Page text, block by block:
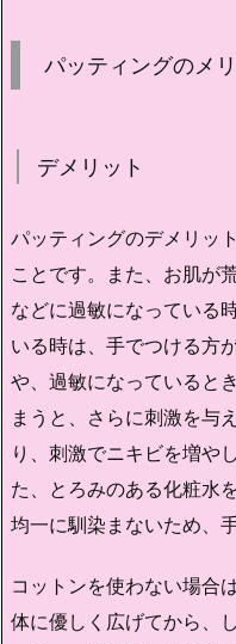
パッティングのメ
デメリット
パッティングのデメリッ
ことです。また、お肌が
などに過敏になっている
いる時は、手でつける方
や、過敏になっていると
まうと、さらに刺激を与
り、刺激でニキビを増や
た、とろみのある化粧水
均一に馴染まないため、
コットンを使わない場合
体に優しく広げてから、